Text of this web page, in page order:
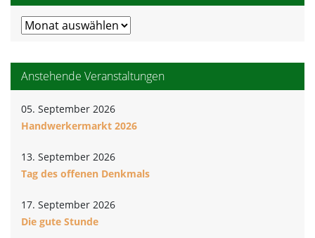
Meldungsarchiv
Anstehende Veranstaltungen
05. September 2026
Handwerkermarkt 2026
13. September 2026
Tag des offenen Denkmals
17. September 2026
Die gute Stunde